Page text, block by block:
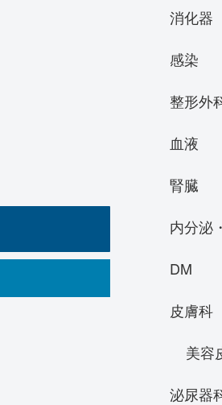
消化器
感染
整形外
血液
腎臓
内分泌
DM
皮膚科
美容
泌尿器